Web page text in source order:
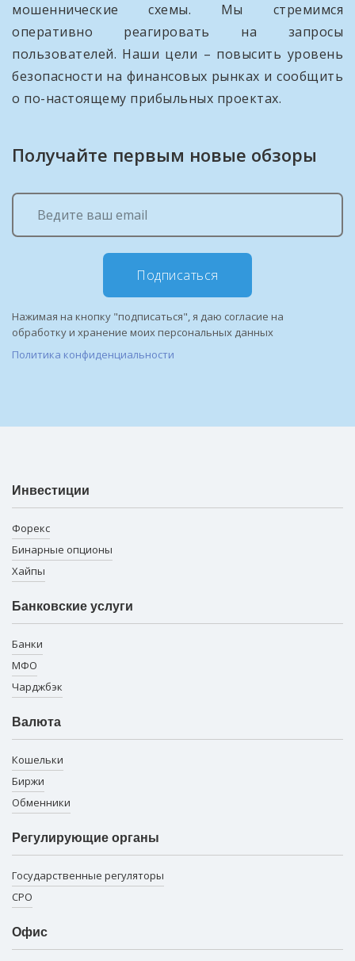
мошеннические схемы. Мы стремимся
оперативно реагировать на запросы
пользователей. Наши цели – повысить уровень
безопасности на финансовых рынках и сообщить
о по-настоящему прибыльных проектах.
Получайте первым новые обзоры
Подписаться
Нажимая на кнопку "подписаться", я даю согласие на
обработку и хранение моих персональных данных
Политика конфиденциальности
Инвестиции
Форекс
Бинарные опционы
Хайпы
Банковские услуги
Банки
МФО
Чарджбэк
Валюта
Кошельки
Биржи
Обменники
Регулирующие органы
Государственные регуляторы
СРО
Офис